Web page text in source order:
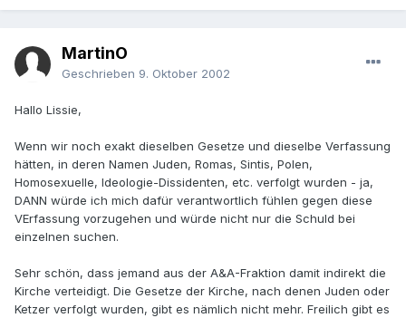
MartinO
Geschrieben 9. Oktober 2002
Hallo Lissie,
Wenn wir noch exakt dieselben Gesetze und dieselbe Verfassung
hätten, in deren Namen Juden, Romas, Sintis, Polen,
Homosexuelle, Ideologie-Dissidenten, etc. verfolgt wurden - ja,
DANN würde ich mich dafür verantwortlich fühlen gegen diese
VErfassung vorzugehen und würde nicht nur die Schuld bei
einzelnen suchen.
Sehr schön, dass jemand aus der A&A-Fraktion damit indirekt die
Kirche verteidigt. Die Gesetze der Kirche, nach denen Juden oder
Ketzer verfolgt wurden, gibt es nämlich nicht mehr. Freilich gibt es